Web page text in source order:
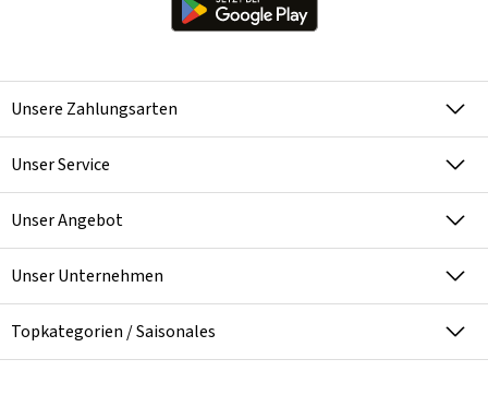
Unsere Zahlungsarten
Unser Service
Unser Angebot
Unser Unternehmen
Topkategorien / Saisonales